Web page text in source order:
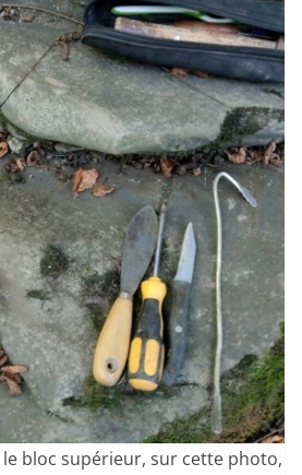
bloc supérieur, sur cette photo,